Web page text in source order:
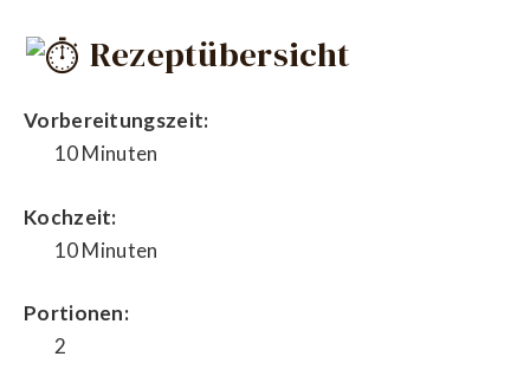
Rezeptübersicht
Vorbereitungszeit:
10 Minuten
Kochzeit:
10 Minuten
Portionen:
2